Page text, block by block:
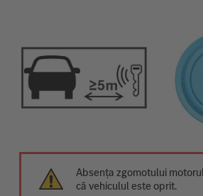
Absența zgomotului
că vehiculul este oprit.